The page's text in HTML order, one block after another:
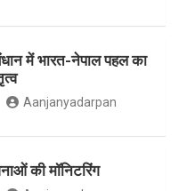
में भारत-नेपाल पहल का
Aanjanyadarpan
की मॉनिटरिंग